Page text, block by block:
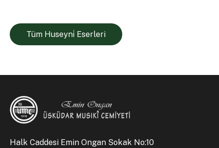
Tüm Huseyni̇ Eserleri
Halk Caddesi Emin Ongan Sokak No:10